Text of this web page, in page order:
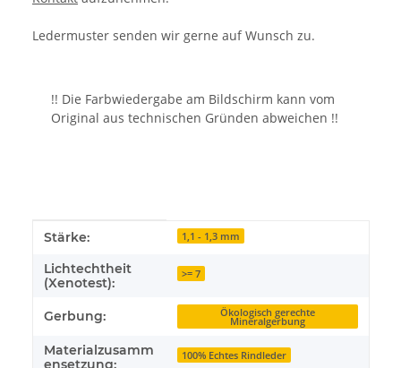
Ledermuster senden wir gerne auf Wunsch zu.
!! Die Farbwiedergabe am Bildschirm kann vom
Original aus technischen Gründen abweichen !!
Produkteigenschaft
Wert
Stärke: 1,1 - 1,3 mm
Lichtechtheit
(Xenotest):
>= 7
Gerbung: Ökologisch gerechte
Mineralgerbung
Materialzusamm
ensetzung:
100% Echtes Rindleder